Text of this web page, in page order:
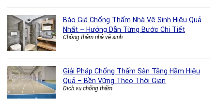
Báo Giá Chống Thấm Nhà Vệ Sinh Hiệu Quả
Nhất – Hướng Dẫn Từng Bước Chi Tiết
Chống thấm nhà vệ sinh
Giải Pháp Chống Thấm Sàn Tầng Hầm Hiệu
Quả – Bền Vững Theo Thời Gian
Dịch vụ chống thấm